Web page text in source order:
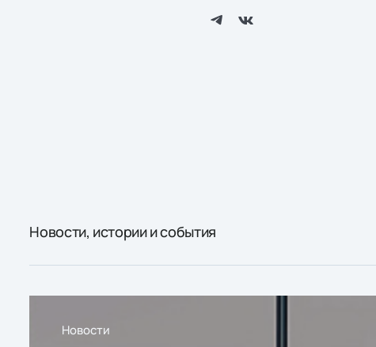
Новости, истории и события
Новости